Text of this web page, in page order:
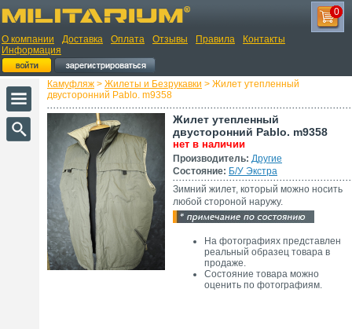
О компании Доставка Оплата Отзывы Правила
Контакты
Информация
0
Камуфляж > Жилеты и Безрукавки > Жилет утепленный
двусторонний Pablo. m9358
Жилет утепленный
двусторонний Pablo. m9358
нет в наличии
Производитель: Другие
Состояние: Б/У Экстра
Зимний жилет, который можно носить
любой стороной наружу.
На фотографиях представлен
реальный образец товара в
продаже.
Состояние товара можно
оценить по фотографиям.